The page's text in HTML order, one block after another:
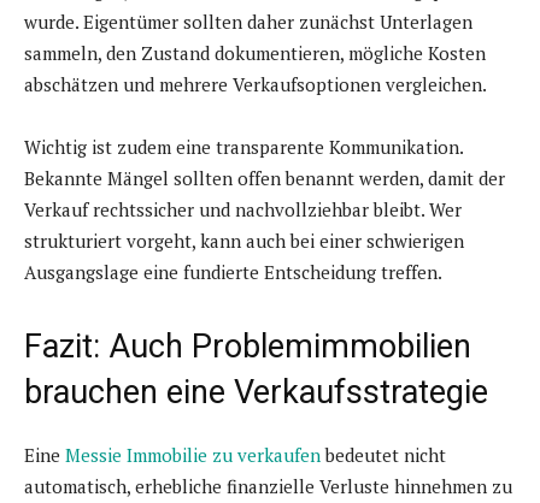
wurde. Eigentümer sollten daher zunächst Unterlagen
sammeln, den Zustand dokumentieren, mögliche Kosten
abschätzen und mehrere Verkaufsoptionen vergleichen.
Wichtig ist zudem eine transparente Kommunikation.
Bekannte Mängel sollten offen benannt werden, damit der
Verkauf rechtssicher und nachvollziehbar bleibt. Wer
strukturiert vorgeht, kann auch bei einer schwierigen
Ausgangslage eine fundierte Entscheidung treffen.
Fazit: Auch Problemimmobilien
brauchen eine Verkaufsstrategie
Eine Messie Immobilie zu verkaufenbedeutet nicht
automatisch, erhebliche finanzielle Verluste hinnehmen zu